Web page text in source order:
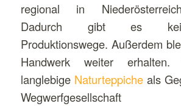
regional in
Dadurch gibt es
Produktionswege. Außerdem
Handwerk weiter
langlebige Naturteppicheals
Wegwerfgesellschaft